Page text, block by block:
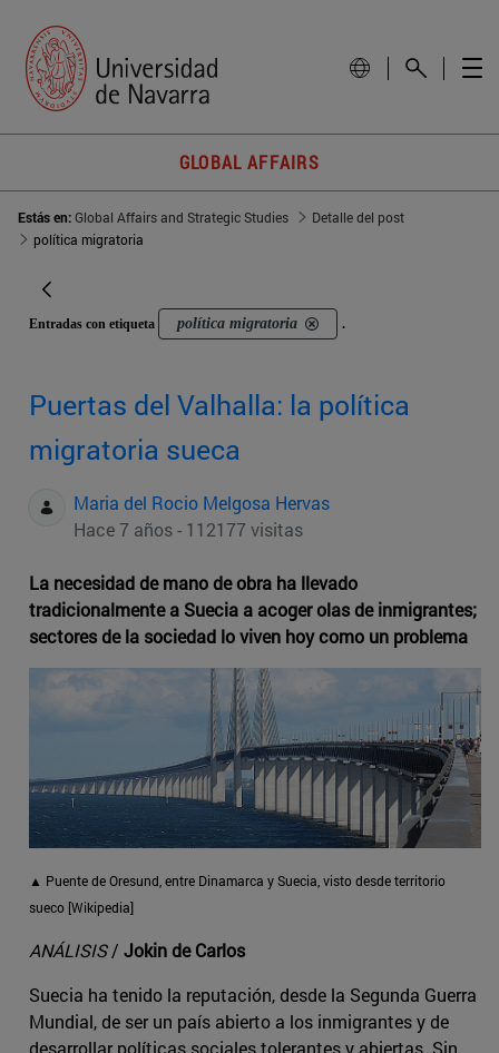
GLOBAL AFFAIRS
Estás en:Global Affairs and Strategic Studies
Detalle del post
política migratoria
Entradas con etiqueta política migratoria .
Puertas del Valhalla: la política
migratoria sueca
Maria del Rocio Melgosa Hervas
Hace 7 años - 112177 visitas
La necesidad de mano de obra ha llevado
tradicionalmente a Suecia a acoger olas de inmigrantes;
sectores de la sociedad lo viven hoy como un problema
▲ Puente de Oresund, entre Dinamarca y Suecia, visto desde territorio
sueco [Wikipedia]
ANÁLISIS/ Jokin de Carlos
Suecia ha tenido la reputación, desde la Segunda Guerra
Mundial, de ser un país abierto a los inmigrantes y de
desarrollar políticas sociales tolerantes y abiertas. Sin